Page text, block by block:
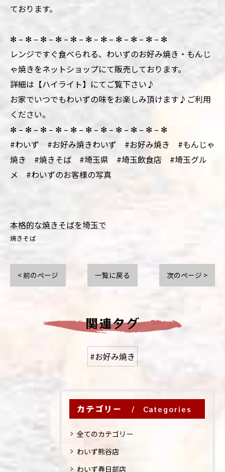
ております。
✻ – ✻ – ✻ – ✻ – ✻ – ✻ – ✻ – ✻ – ✻ – ✻ – ✻
レンジですぐ食べられる、わいずのお好み焼き・もんじ
ゃ焼きをネットショップにて販売しております。
詳細は【ハイライト】にてご覧下さい♪
お家でいつでもわいずの味をお楽しみ頂けます♪ご利用
ください。
✻ – ✻ – ✻ – ✻ – ✻ – ✻ – ✻ – ✻ – ✻ – ✻ – ✻
#わいず #お好み焼きわいず #お好み焼き #もんじゃ
焼き #焼きそば #埼玉県 #埼玉飲食店 #埼玉グル
メ #わいずのお客様の写真
本格的な焼きそばを埼玉で
焼きそば
< 前のページ 一覧に戻る 次のページ >
関連タグ
#お好み焼き
カテゴリー Categories
全てのカテゴリー
わいず熊谷店
わいず春日部店